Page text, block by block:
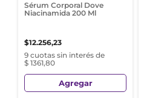
Sérum Corporal Dove
Niacinamida 200 Ml
$12.256,23
9 cuotas sin interés de
$ 1361,80
Agregar